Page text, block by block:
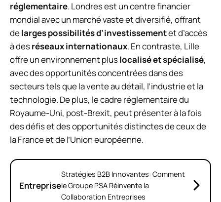
réglementaire. Londres est un centre financier
mondial avec un marché vaste et diversifié, offrant
delarges possibilités d’investissementet d’accès
à desréseaux internationaux. En contraste, Lille
offre un environnement pluslocalisé et spécialisé,
avec des opportunités concentrées dans des
secteurs tels que la vente au détail, l’industrie et la
technologie. De plus, le cadre réglementaire du
Royaume-Uni, post-Brexit, peut présenter à la fois
des défis et des opportunités distinctes de ceux de
la France et de l’Union européenne.
Entreprise
Stratégies B2B Innovantes: Comment
le Groupe PSA Réinvente la
Collaboration Entreprises